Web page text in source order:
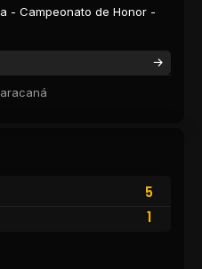
- Campeonato de Honor -
5
1